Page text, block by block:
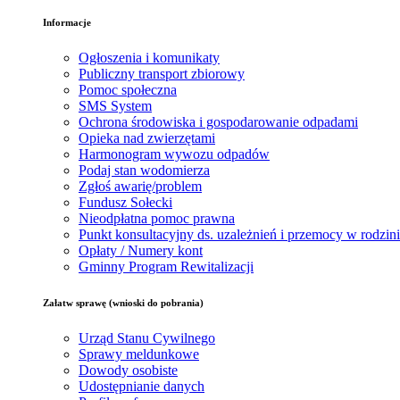
Informacje
Ogłoszenia i komunikaty
Publiczny transport zbiorowy
Pomoc społeczna
SMS System
Ochrona środowiska i gospodarowanie odpadami
Opieka nad zwierzętami
Harmonogram wywozu odpadów
Podaj stan wodomierza
Zgłoś awarię/problem
Fundusz Sołecki
Nieodpłatna pomoc prawna
Punkt konsultacyjny ds. uzależnień i przemocy w
Opłaty / Numery kont
Gminny Program Rewitalizacji
Załatw sprawę (wnioski do pobrania)
Urząd Stanu Cywilnego
Sprawy meldunkowe
Dowody osobiste
Udostępnianie danych